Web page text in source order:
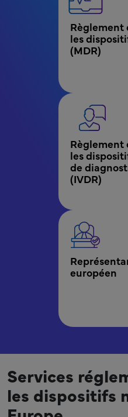
Règlement
les
(MDR)
Règlement
les
de
(IVDR)
européen
Services
les dispositifs